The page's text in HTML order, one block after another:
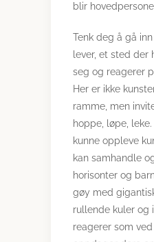
blir
Tenk deg å gå
lever, et sted der
seg og reagerer
Her er ikke
ramme, men
hoppe, løpe, leke.
kunne oppleve
kan samhandle
horisonter og
gøy med
rullende kuler og
reagerer som